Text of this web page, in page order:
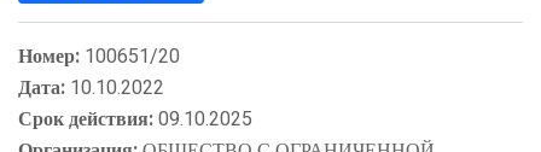
Номер: 100651/20
Дата: 10.10.2022
Срок действия:09.10.2025